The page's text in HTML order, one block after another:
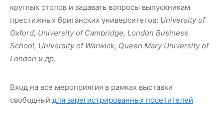
круглых столов и задавать вопросы выпускникам
престижных британских университетов: University of
Oxford, University of Cambridge, London Business
School, University of Warwick, Queen Mary University of
London и др.
Вход на все мероприятия в рамках выставки
свободный для зарегистрированных посетителей.